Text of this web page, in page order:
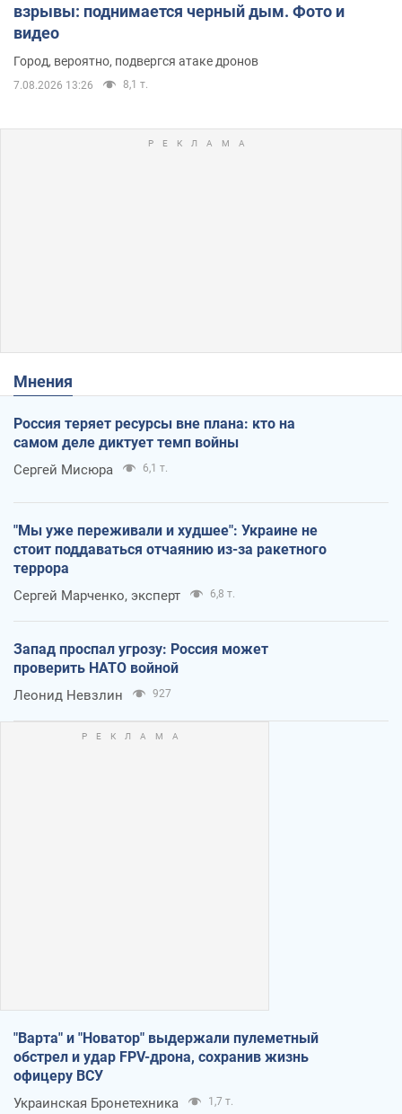
взрывы: поднимается черный дым. Фото и
видео
Город, вероятно, подвергся атаке дронов
7.08.2026 13:26 8,1 т.
Мнения
Россия теряет ресурсы вне плана: кто на
самом деле диктует темп войны
Сергей Мисюра 6,1 т.
"Мы уже переживали и худшее": Украине не
стоит поддаваться отчаянию из-за ракетного
террора
Сергей Марченко, эксперт 6,8 т.
Запад проспал угрозу: Россия может
проверить НАТО войной
Леонид Невзлин 927
"Варта" и "Новатор" выдержали пулеметный
обстрел и удар FPV-дрона, сохранив жизнь
офицеру ВСУ
Украинская Бронетехника 1,7 т.